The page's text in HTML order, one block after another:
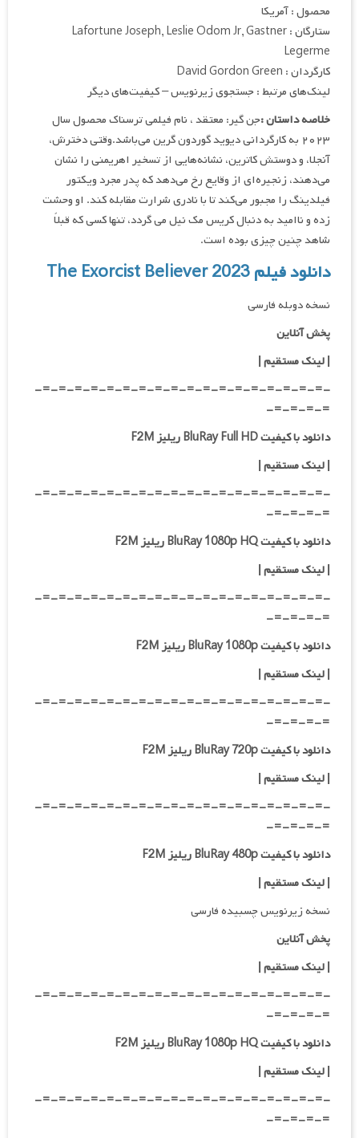
محصول : آمریکا
ستارگان : Lafortune Joseph, Leslie Odom Jr, Gastner
Legerme
کارگردان : David Gordon Green
لینک‌های مرتبط : جستجوی زیرنویس – کیفیت‌های دیگر
خلاصه داستان :جن گیر: معتقد ، نام فیلمی ترسناک محصول سال
۲۰۲۳ به کارگردانی دیوید گوردون گرین می‌باشد.وقتی دخترش،
آنجلا، و دوستش کاترین، نشانه‌هایی از تسخیر اهریمنی را نشان
می‌دهند، زنجیره‌ای از وقایع رخ می‌دهد که پدر مجرد ویکتور
فیلدینگ را مجبور می‌کند تا با نادری شرارت مقابله کند. او وحشت
زده و ناامید به دنبال کریس مک نیل می گردد، تنها کسی که قبلاً
شاهد چنین چیزی بوده است.
دانلود فیلم The Exorcist Believer 2023
نسخه دوبله فارسی
پخش آنلاین
| لینک مستقیم|
-=-=-=-=-=-=-=-=-=-=-=-=-=-=-=-=-=-=-
=-=-=-=-
دانلود با کیفیت BluRay Full HD ریلیز F2M
|لینک مستقیم|
-=-=-=-=-=-=-=-=-=-=-=-=-=-=-=-=-=-=-
=-=-=-=-
دانلود با کیفیت BluRay 1080p HQ ریلیز F2M
|لینک مستقیم|
-=-=-=-=-=-=-=-=-=-=-=-=-=-=-=-=-=-=-
=-=-=-=-
دانلود با کیفیت BluRay 1080p ریلیز F2M
|لینک مستقیم|
-=-=-=-=-=-=-=-=-=-=-=-=-=-=-=-=-=-=-
=-=-=-=-
دانلود با کیفیت BluRay 720p ریلیز F2M
| لینک مستقیم|
-=-=-=-=-=-=-=-=-=-=-=-=-=-=-=-=-=-=-
=-=-=-=-
دانلود با کیفیت BluRay 480p ریلیز F2M
| لینک مستقیم|
نسخه زیرنویس چسبیده فارسی
پخش آنلاین
| لینک مستقیم|
-=-=-=-=-=-=-=-=-=-=-=-=-=-=-=-=-=-=-
=-=-=-=-
دانلود با کیفیت BluRay 1080p HQ ریلیز F2M
|لینک مستقیم|
-=-=-=-=-=-=-=-=-=-=-=-=-=-=-=-=-=-=-
=-=-=-=-